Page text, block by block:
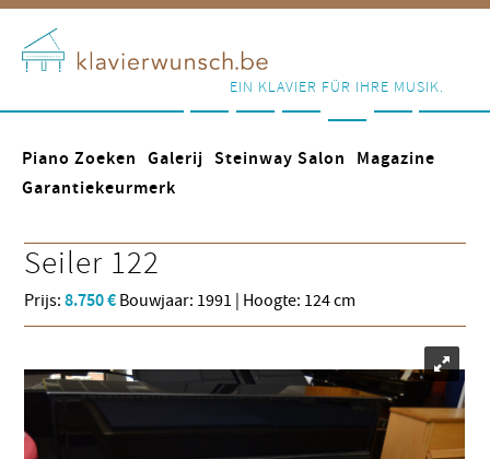
EIN KLAVIER FÜR IHRE MUSIK.
Piano Zoeken Galerij Steinway Salon
Magazine
Garantiekeurmerk
Seiler 122
Prijs:8.750 € Bouwjaar: 1991 | Hoogte: 124 cm